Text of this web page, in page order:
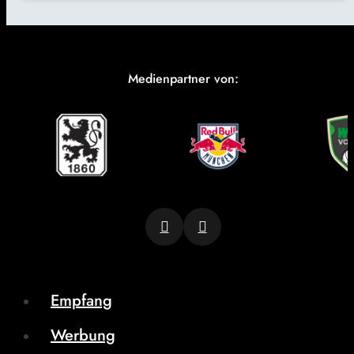
Medienpartner von:
Empfang
Werbung